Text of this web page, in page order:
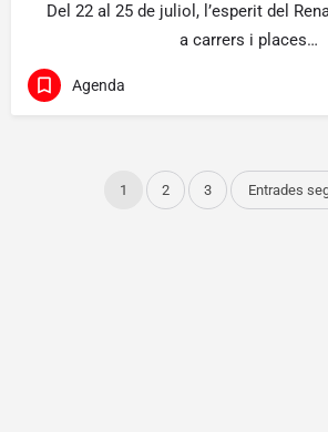
Del 22 al 25 de juliol, l’esperit del
a carrers i places…
Agenda
1 2 3 Entrades